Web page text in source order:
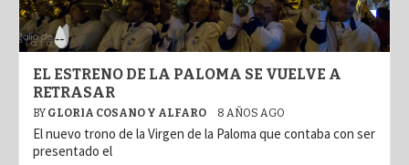
EL ESTRENO DE LA PALOMA SE VUELVE A
RETRASAR
BY GLORIA COSANO Y ALFARO 8 AÑOS AGO
El nuevo trono de la Virgen de la Paloma que contaba con ser
presentado el